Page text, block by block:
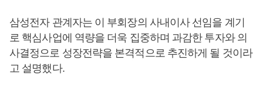
삼성전자 관계자는 이 부회장의 사내이사 선임을 계기
로 핵심사업에 역량을 더욱 집중하며 과감한 투자와 의
사결정으로 성장전략을 본격적으로 추진하게 될 것이라
고 설명했다.